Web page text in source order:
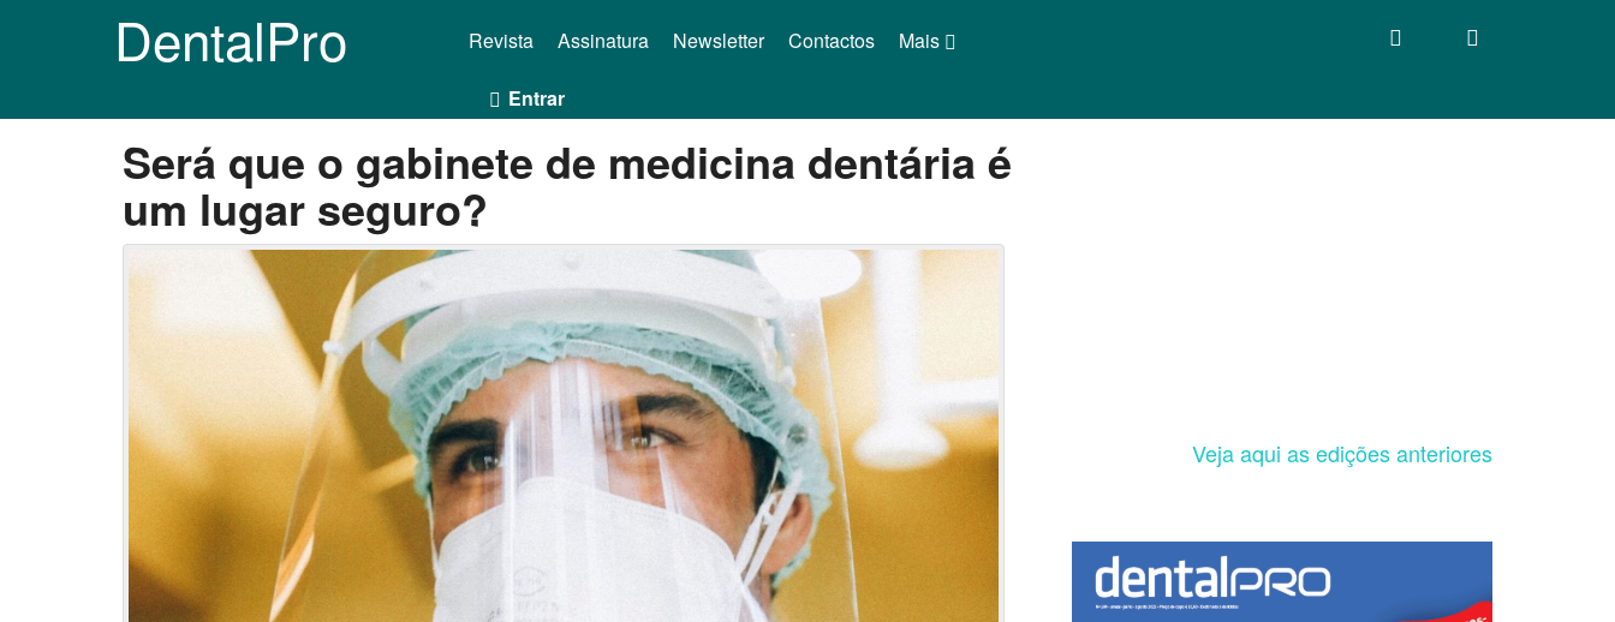
DentalPro Mais
Revista Assinatura Newsletter Contactos
Entrar
Será que o gabinete de medicina dentária é
um lugar seguro?
Veja aqui as edições anteriores